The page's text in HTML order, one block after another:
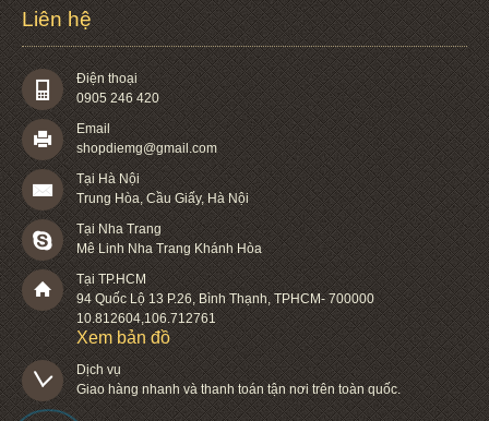
Liên hệ
Điện thoại
0905 246 420
Email
shopdiemg@gmail.com
Tại Hà Nội
Trung Hòa, Cầu Giấy, Hà Nội
Tại Nha Trang
Mê Linh Nha Trang Khánh Hòa
Tại TP.HCM
94 Quốc Lộ 13 P.26,Bình Thạnh,TPHCM-700000
10.812604,106.712761
Xem bản đồ
Dịch vụ
Giao hàng nhanh và thanh toán tận nơi trên toàn quốc.